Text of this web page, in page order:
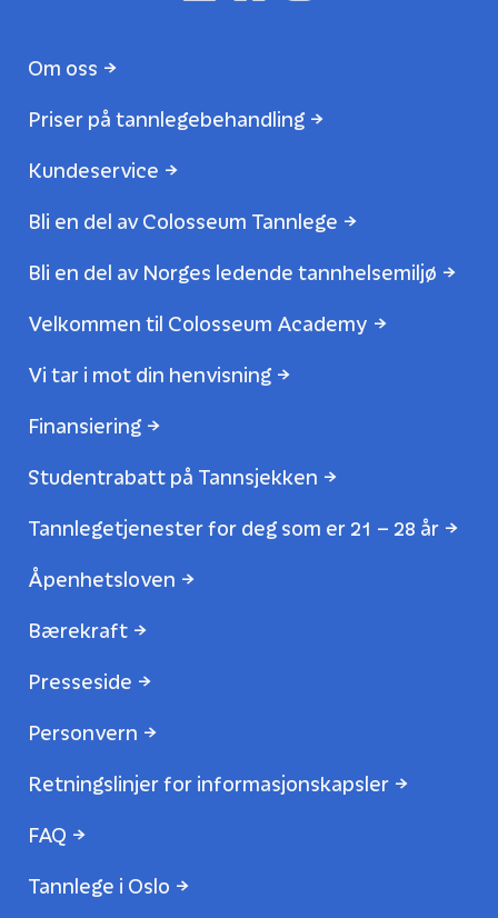
Om oss
Priser på tannlegebehandling
Kundeservice
Bli en del av Colosseum Tannlege
Bli en del av Norges ledende tannhelsemiljø
Velkommen til Colosseum Academy
Vi tar i mot din henvisning
Finansiering
Studentrabatt på Tannsjekken
Tannlegetjenester for deg som er 21 – 28 år
Åpenhetsloven
Bærekraft
Presseside
Personvern
Retningslinjer for informasjonskapsler
FAQ
Tannlege i Oslo